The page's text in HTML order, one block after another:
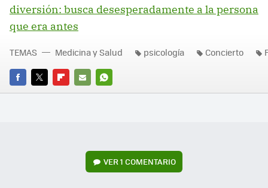
diversión: busca desesperadamente a la persona
que era antes
FACEBOOK
TWITTERFLIPBOARD
E-
WHATSAPP
TEMAS Medicina y Salud psicología Concierto
VER1 COMENTARIO